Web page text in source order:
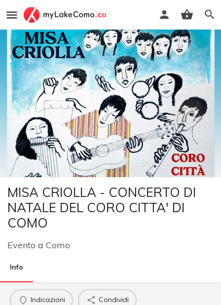
MISA CRIOLLA - CONCERTO DI
NATALE DEL CORO CITTA' DI
COMO
Evento a Como
Info
Indicazioni Condividi